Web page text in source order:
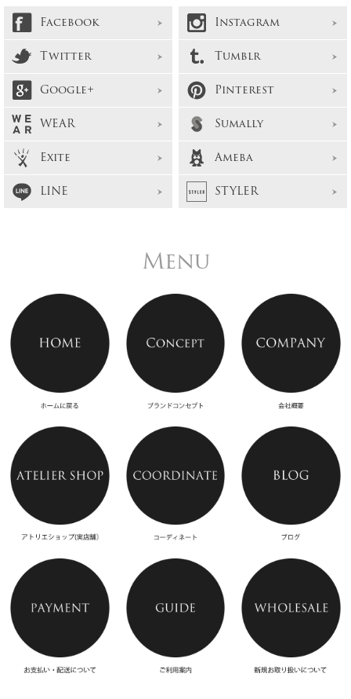
Facebook
Instagram
Twitter
Tumblr
Google+
Pinterest
WEAR
Sumally
Exite
Ameba
LINE
STYLER
Menu